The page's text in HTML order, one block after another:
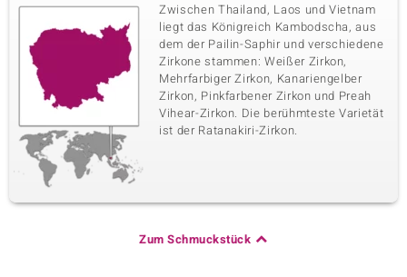
Zwischen Thailand, Laos und Vietnam
liegt das Königreich Kambodscha, aus
dem der Pailin-Saphir und verschiedene
Zirkone stammen: Weißer Zirkon,
Mehrfarbiger Zirkon, Kanariengelber
Zirkon, Pinkfarbener Zirkon und Preah
Vihear-Zirkon. Die berühmteste Varietät
ist der Ratanakiri-Zirkon.
Zum Schmuckstück